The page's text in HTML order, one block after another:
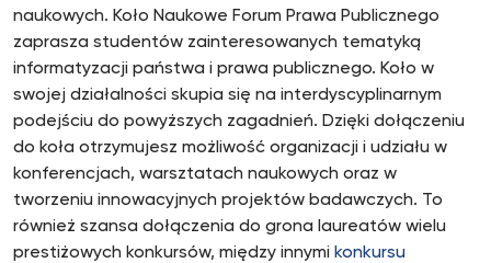
naukowych. Koło Naukowe Forum Prawa Publicznego
zaprasza studentów zainteresowanych tematyką
informatyzacji państwa i prawa publicznego. Koło w
swojej działalności skupia się na interdyscyplinarnym
podejściu do powyższych zagadnień. Dzięki dołączeniu
do koła otrzymujesz możliwość organizacji i udziału w
konferencjach, warsztatach naukowych oraz w
tworzeniu innowacyjnych projektów badawczych. To
również szansa dołączenia do grona laureatów wielu
prestiżowych konkursów, między innymi konkursu